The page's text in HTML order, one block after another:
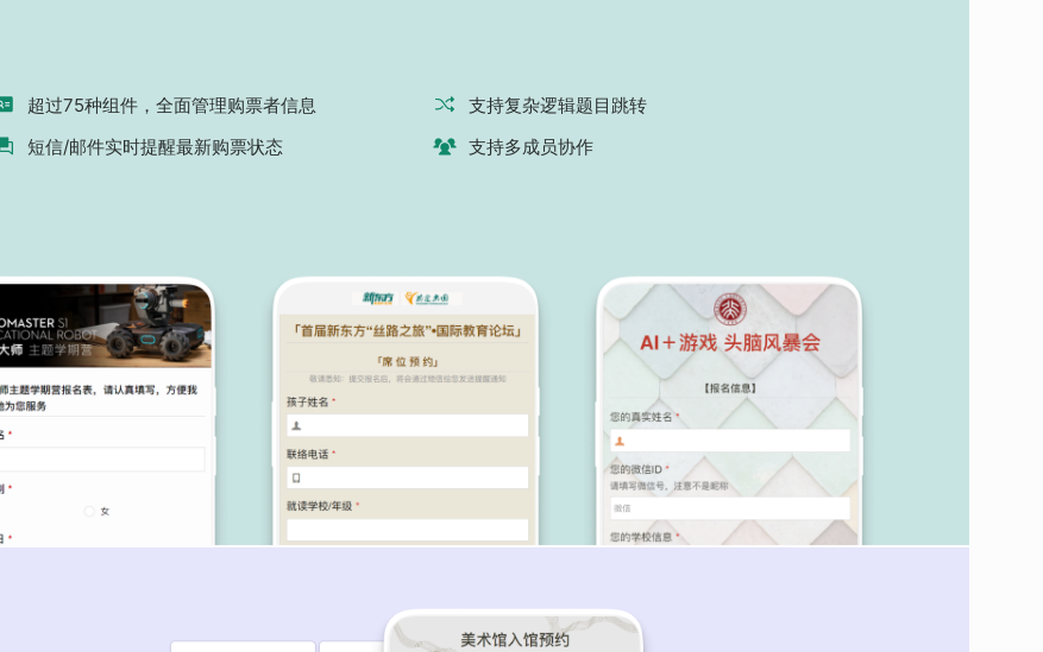
超过75种组件，全面管理购票者信息
支持复杂逻辑题目跳转
短信/邮件实时提醒最新购票状态
支持多成员协作